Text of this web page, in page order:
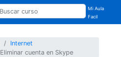
Mi Aula
Facil
Internet
Eliminar cuenta en Skype